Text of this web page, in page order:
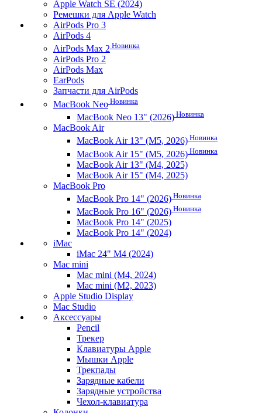
Apple Watch SE (2024)
Ремешки для Apple Watch
AirPods Pro 3
AirPods 4
AirPods Max 2 Новинка
AirPods Pro 2
AirPods Max
EarPods
Запчасти для AirPods
MacBook Neo Новинка
MacBook Neo 13" (2026) Новинка
MacBook Air
MacBook Air 13" (M5, 2026) Новинка
MacBook Air 15" (M5, 2026) Новинка
MacBook Air 13" (M4, 2025)
MacBook Air 15" (M4, 2025)
MacBook Pro
MacBook Pro 14" (2026) Новинка
MacBook Pro 16" (2026) Новинка
MacBook Pro 14" (2025)
MacBook Pro 14" (2024)
iMac
iMac 24" M4 (2024)
Mac mini
Mac mini (M4, 2024)
Mac mini (M2, 2023)
Apple Studio Display
Mac Studio
Аксессуары
Pencil
Трекер
Клавиатуры Apple
Мышки Apple
Трекпады
Зарядные кабели
Зарядные устройства
Чехол-клавиатура